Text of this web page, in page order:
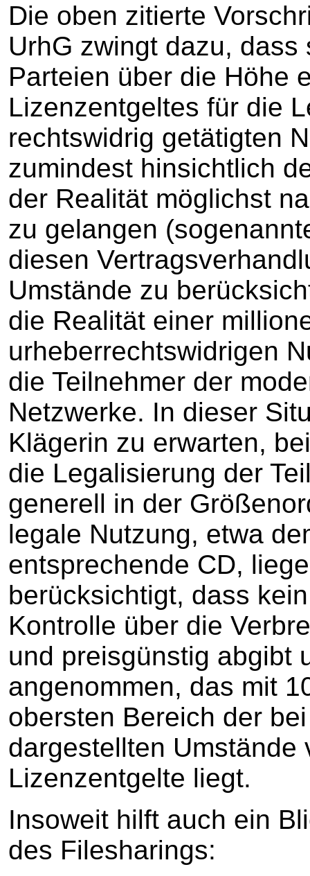
Die oben zitierte
UrhG zwingt dazu,
Parteien über die Höhe
Lizenzentgeltes für die
rechtswidrig getätigten
zumindest hinsichtlich
der Realität möglichst
zu gelangen
diesen
Umstände zu
die Realität einer
urheberrechtswidrigen
die Teilnehmer der
Netzwerke. In dieser
Klägerin zu erwarten,
die Legalisierung der
generell in der
legale Nutzung, etwa
entsprechende CD,
berücksichtigt, dass
Kontrolle über die
und preisgünstig abgibt
angenommen, das mit
obersten Bereich der
dargestellten Umstände
Lizenzentgelte liegt.
Insoweit hilft auch ein
des Filesharings: